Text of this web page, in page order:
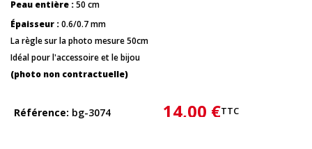
Peau entière :50 cm
Épaisseur :0.6/0.7 mm
La règle sur la photo mesure 50cm
Idéal pour l'accessoire et le bijou
(photo non contractuelle)
Référence bg-3074 14,00 €TTC